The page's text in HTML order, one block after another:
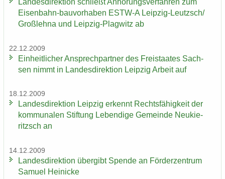
Lan­des­di­rek­ti­on schließt An­hö­rungs­ver­fah­ren zum
Eisenbahn-​bauvorhaben ESTW-​A Leipzig-​Leutzsch/
Groß­leh­na und Leipzig-​Plagwitz ab
22.12.2009
Ein­heit­li­cher An­sprech­part­ner des Frei­staa­tes Sach­
sen nimmt in Lan­des­di­rek­ti­on Leip­zig Ar­beit auf
18.12.2009
Lan­des­di­rek­ti­on Leip­zig er­kennt Rechts­fä­hig­keit der
kom­mu­na­len Stif­tung Le­ben­di­ge Ge­mein­de Neu­kie­
ritzsch an
14.12.2009
Lan­des­di­rek­ti­on über­gibt Spen­de an För­der­zen­trum
Sa­mu­el Hei­ni­cke